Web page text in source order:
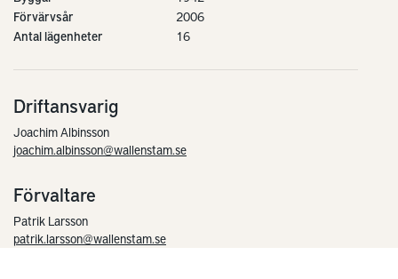
Förvärvsår
2006
Antal lägenheter
16
Driftansvarig
Joachim Albinsson
joachim.albinsson@wallenstam.se
Förvaltare
Patrik Larsson
patrik.larsson@wallenstam.se